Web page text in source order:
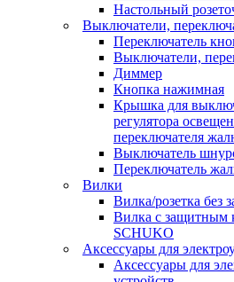
Настольный
Выключатели,
Переключатель
Выключатели,
Диммер
Кнопка нажимная
Крышка для
регулятора
переключателя
Выключатель
Переключатель
Вилки
Вилка/розетка без
Вилка с защитным
SCHUKO
Аксессуары для
Аксессуары для